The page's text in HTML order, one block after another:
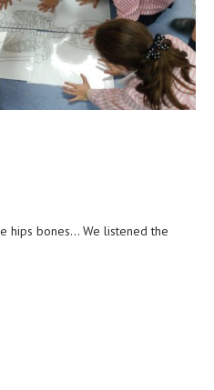
hips bones… We listened the